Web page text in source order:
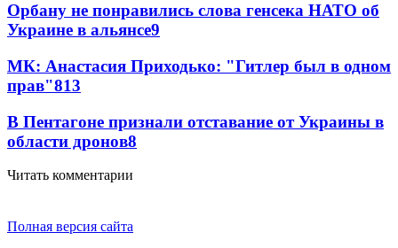
Орбану не понравились слова генсека НАТО об
Украине в альянсе9
МК: Анастасия Приходько: "Гитлер был в одном
прав"813
В Пентагоне признали отставание от Украины в
области дронов8
Читать комментарии
Полная версия сайта